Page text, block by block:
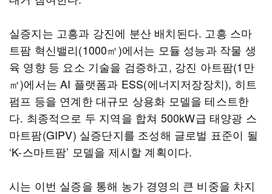
실증지는 고흥과 강진에 분산 배치된다. 고흥 스마
트팜 혁신밸리(1000㎡)에서는 모듈 성능과 작물 생
육 영향 등 요소 기술을 검증하고, 강진 아트팜(1만
㎡)에서는 AI 플랫폼과 ESS(에너지저장장치), 히트
펌프 등을 연계한 대규모 상용화 모델을 테스트한
다. 최종적으로 두 지역을 합쳐 500kW급 태양광 스
마트팜(GIPV) 실증단지를 조성해 글로벌 표준이 될
‘K-스마트팜’ 모델을 제시할 계획이다.
시는 이번 실증을 통해 농가 경영의 큰 비중을 차지